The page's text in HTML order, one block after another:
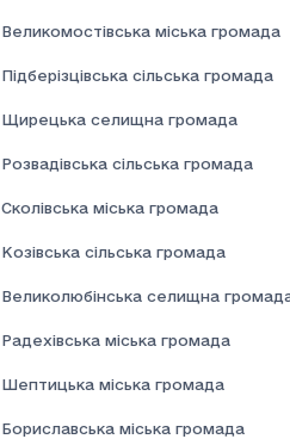
Великомостівська міська громада
Підберізцівська сільська громада
Щирецька селищна громада
Розвадівська сільська громада
Сколівська міська громада
Козівська сільська громада
Великолюбінська селищна
Радехівська міська громада
Шептицька міська громада
Бориславська міська громада